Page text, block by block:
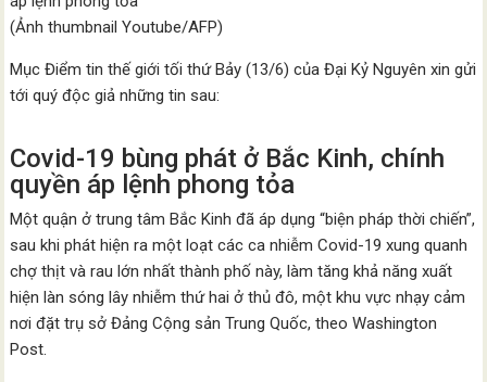
(Ảnh thumbnail Youtube/AFP)
Mục Điểm tin thế giới tối thứ Bảy (13/6) của Đại Kỷ Nguyên xin gửi
tới quý độc giả những tin sau:
Covid-19 bùng phát ở Bắc Kinh, chính
quyền áp lệnh phong tỏa
Một quận ở trung tâm Bắc Kinh đã áp dụng “biện pháp thời chiến”,
sau khi phát hiện ra một loạt các ca nhiễm Covid-19 xung quanh
chợ thịt và rau lớn nhất thành phố này, làm tăng khả năng xuất
hiện làn sóng lây nhiễm thứ hai ở thủ đô, một khu vực nhạy cảm
nơi đặt trụ sở Đảng Cộng sản Trung Quốc, theo Washington
Post.